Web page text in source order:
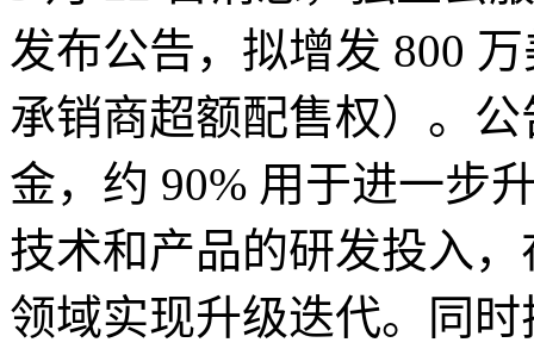
发布公告，拟增发 800
承销商超额配售权）。
金，约 90% 用于进一步
技术和产品的研发投入
领域实现升级迭代。同